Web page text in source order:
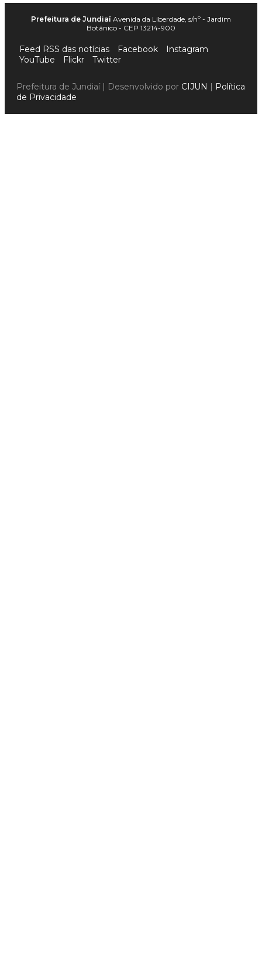
Prefeitura de Jundiaí Avenida da Liberdade, s/nº - Jardim
Botânico - CEP 13214-900
Feed RSS das notícias Facebook
Instagram
YouTube
Flickr Twitter
Prefeitura de Jundiaí | Desenvolvido por CIJUN | Política
de Privacidade